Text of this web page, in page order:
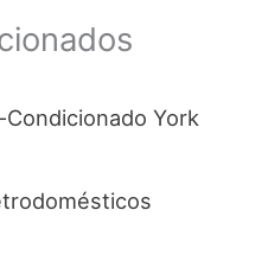
York